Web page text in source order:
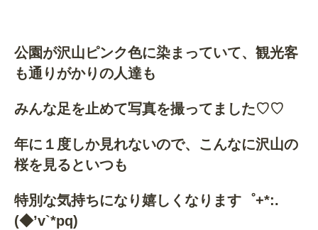
公園が沢山ピンク色に染まっていて、観光客
も通りがかりの人達も
みんな足を止めて写真を撮ってました♡♡
年に１度しか見れないので、こんなに沢山の
桜を見るといつも
特別な気持ちになり嬉しくなります゜+*:.
(◆’v`*pq)